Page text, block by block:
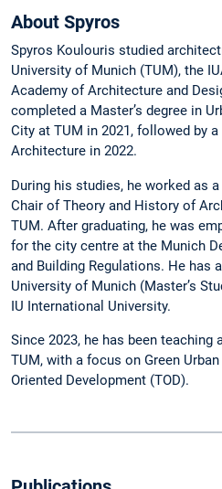
About Spyros
Spyros Koulouris studied
University of Munich (TUM), the
Academy of Architecture and
completed a Master’s degree in
City at TUM in 2021, followed by a
Architecture in 2022.
During his studies, he worked as
Chair of Theory and History of
TUM. After graduating, he was
for the city centre at the Munich
and Building Regulations. He has
University of Munich (Master’s
IU International University.
Since 2023, he has been teaching
TUM, with a focus on Green
Oriented Development (TOD).